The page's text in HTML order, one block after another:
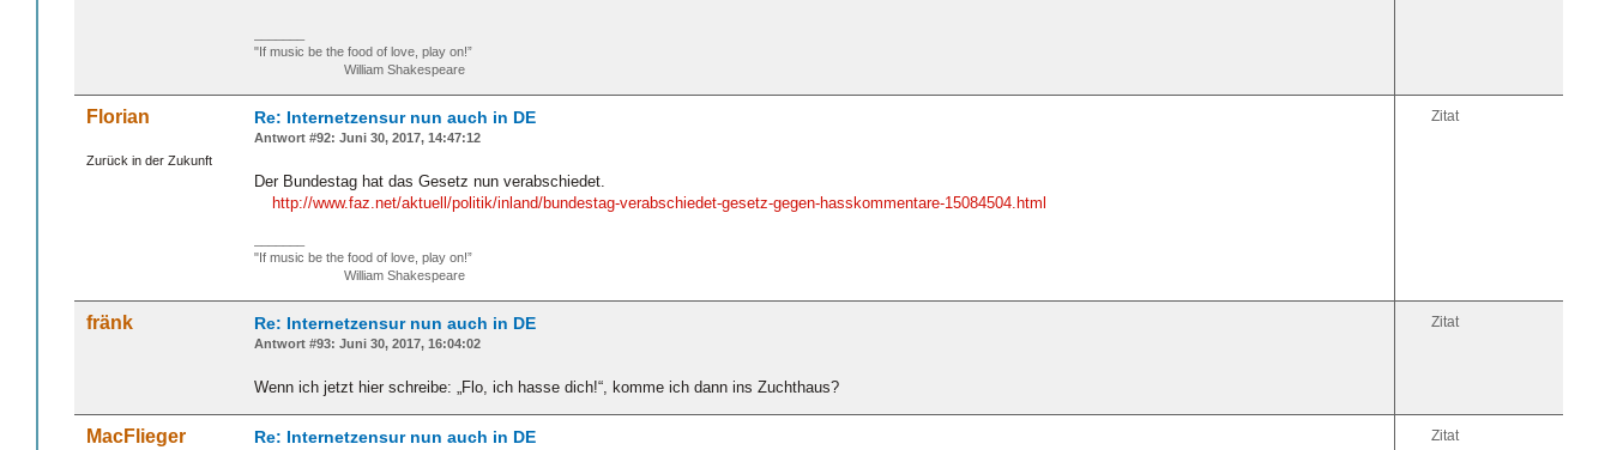
"If music be the food of love, play on!”
William Shakespeare
Florian
Zurück in der Zukunft
Zitat
Re: Internetzensur nun auch in DE
Antwort #92: Juni 30, 2017, 14:47:12
Der Bundestag hat das Gesetz nun verabschiedet.
http://www.faz.net/aktuell/politik/inland/bundestag-verabschiedet-gesetz-gegen-hasskommentare-15084504.html
"If music be the food of love, play on!”
William Shakespeare
fränk Zitat
Re: Internetzensur nun auch in DE
Antwort #93: Juni 30, 2017, 16:04:02
Wenn ich jetzt hier schreibe: „Flo, ich hasse dich!“, komme ich dann ins Zuchthaus?
MacFlieger Zitat
Re: Internetzensur nun auch in DE